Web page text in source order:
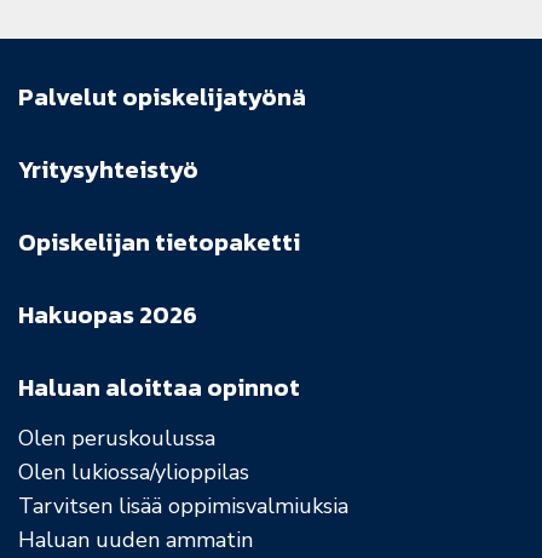
Haluan aloittaa opinnot
Olen peruskoulussa
Olen lukiossa/ylioppilas
Tarvitsen lisää oppimisvalmiuksia
Haluan uuden ammatin
Palvelut opiskelijatyönä
Yritysyhteistyö
Opiskelijan tietopaketti
Hakuopas 2026